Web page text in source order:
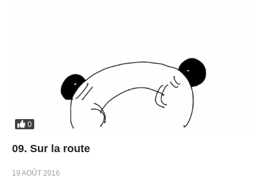
0
09. Sur la route
19 AOÛT 2016